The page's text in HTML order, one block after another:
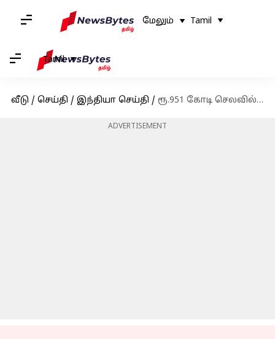
மேலும் Tamil
Tamil
வீடு / செய்தி / இந்தியா செய்தி / ரூ.951 கோடி செலவில் திருச்சி புதிய விமான நிலையம்: பலவிதமான சிறப்பு அம்சங்கள்
ADVERTISEMENT